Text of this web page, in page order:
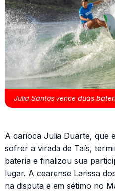
Julia Santos vence duas
A carioca Julia Duarte, que
sofrer a virada de Taís,
bateria e finalizou sua
lugar. A cearense Larissa
na disputa e em sétimo no